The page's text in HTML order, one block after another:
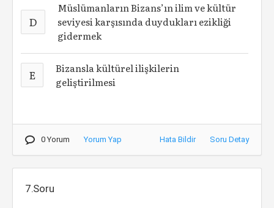
D
Müslümanların Bizans’ın ilim ve kültür
seviyesi karşısında duydukları ezikliği
gidermek
E
Bizansla kültürel ilişkilerin
geliştirilmesi
0 Yorum Yorum Yap Hata Bildir Soru Detay
7.Soru